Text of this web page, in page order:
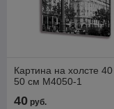
Картина на холсте
50 см M4050-1
40 руб.